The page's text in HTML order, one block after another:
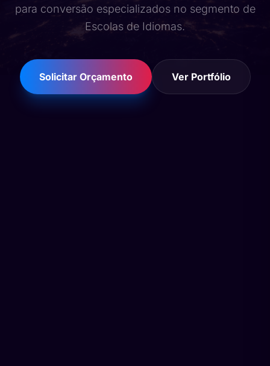
para conversão especializados no segmento de
Escolas de Idiomas.
Solicitar Orçamento Ver Portfólio